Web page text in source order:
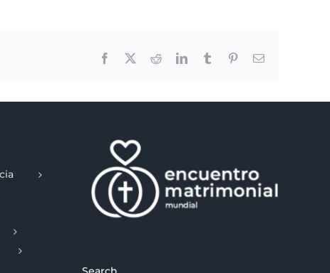
Facebook RedditLinkedInTumblr PinterestEmail